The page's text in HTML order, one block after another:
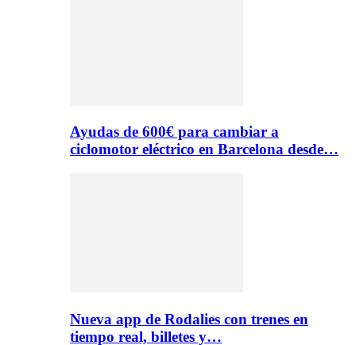
Ayudas de 600€ para cambiar a
ciclomotor eléctrico en Barcelona desde…
Nueva app de Rodalies con trenes en
tiempo real, billetes y…